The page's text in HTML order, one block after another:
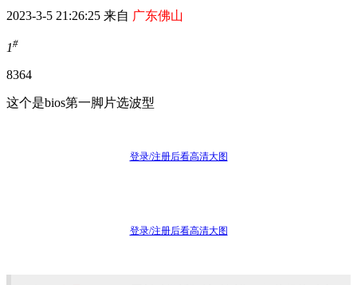
2023-3-5 21:26:25 来自 广东佛山
1#
8364
这个是bios第一脚片选波型
登录/注册后看高清大图
登录/注册后看高清大图